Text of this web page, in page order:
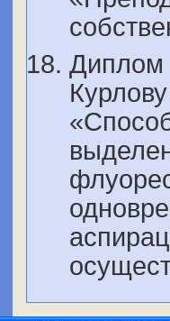
Диплом